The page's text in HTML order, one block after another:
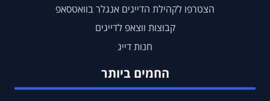
הצטרפו לקהילת הדייגים אנגלר בוואטסאפ
קבוצות ווצאפ לדייגים
חנות דייג
החמים ביותר